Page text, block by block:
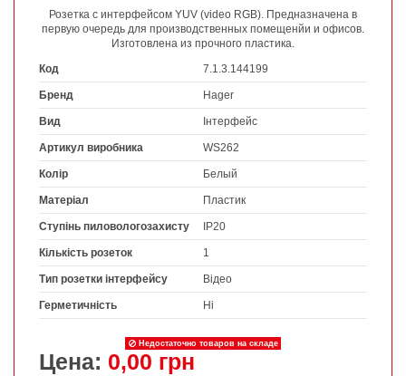
Розетка с интерфейсом YUV (video RGB). Предназначена в
первую очередь для производственных помещенйи и офисов.
Изготовлена из прочного пластика.
Код
7.1.3.144199
Бренд Hager
Вид Інтерфейс
Артикул виробника WS262
Колір Белый
Матеріал Пластик
Ступінь пиловологозахисту IP20
Кількість розеток 1
Тип розетки інтерфейсу Відео
Герметичність Ні
Недостаточно товаров на складе
Цена: 0,00 грн